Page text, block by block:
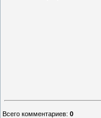
Всего комментариев: 0